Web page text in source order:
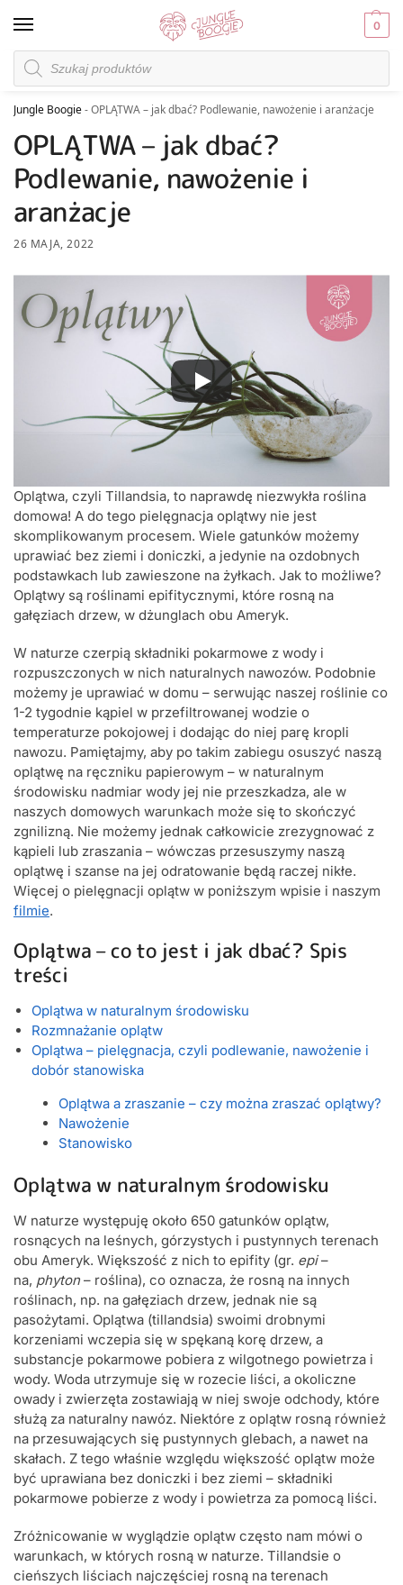
0
Jungle Boogie-OPLĄTWA – jak dbać? Podlewanie, nawożenie i aranżacje
OPLĄTWA – jak dbać?
Podlewanie, nawożenie i
aranżacje
26 MAJA, 2022
Oplątwa, czyli Tillandsia, to naprawdę niezwykła roślina
domowa! A do tego pielęgnacja oplątwy nie jest
skomplikowanym procesem. Wiele gatunków możemy
uprawiać bez ziemi i doniczki, a jedynie na ozdobnych
podstawkach lub zawieszone na żyłkach. Jak to możliwe?
Oplątwy są roślinami epifitycznymi, które rosną na
gałęziach drzew, w dżunglach obu Ameryk.
W naturze czerpią składniki pokarmowe z wody i
rozpuszczonych w nich naturalnych nawozów. Podobnie
możemy je uprawiać w domu – serwując naszej roślinie co
1-2 tygodnie kąpiel w przefiltrowanej wodzie o
temperaturze pokojowej i dodając do niej parę kropli
nawozu. Pamiętajmy, aby po takim zabiegu osuszyć naszą
oplątwę na ręczniku papierowym – w naturalnym
środowisku nadmiar wody jej nie przeszkadza, ale w
naszych domowych warunkach może się to skończyć
zgnilizną. Nie możemy jednak całkowicie zrezygnować z
kąpieli lub zraszania – wówczas przesuszymy naszą
oplątwę i szanse na jej odratowanie będą raczej nikłe.
Więcej o pielęgnacji oplątw w poniższym wpisie i naszym
filmie.
Oplątwa – co to jest i jak dbać? Spis
treści
Oplątwa w naturalnym środowisku
Rozmnażanie oplątw
Oplątwa – pielęgnacja, czyli podlewanie, nawożenie i
dobór stanowiska
Oplątwa a zraszanie – czy można zraszać oplątwy?
Nawożenie
Stanowisko
Oplątwa w naturalnym środowisku
W naturze występuję około 650 gatunków oplątw,
rosnących na leśnych, górzystych i pustynnych terenach
obu Ameryk. Większość z nich to epifity (gr. epi–
na, phyton – roślina), co oznacza, że rosną na innych
roślinach, np. na gałęziach drzew, jednak nie są
pasożytami. Oplątwa (tillandsia) swoimi drobnymi
korzeniami wczepia się w spękaną korę drzew, a
substancje pokarmowe pobiera z wilgotnego powietrza i
wody. Woda utrzymuje się w rozecie liści, a okoliczne
owady i zwierzęta zostawiają w niej swoje odchody, które
służą za naturalny nawóz. Niektóre z oplątw rosną również
na przesuwających się pustynnych glebach, a nawet na
skałach. Z tego właśnie względu większość oplątw może
być uprawiana bez doniczki i bez ziemi – składniki
pokarmowe pobierze z wody i powietrza za pomocą liści.
Zróżnicowanie w wyglądzie oplątw często nam mówi o
warunkach, w których rosną w naturze. Tillandsie o
cieńszych liściach najczęściej rosną na terenach